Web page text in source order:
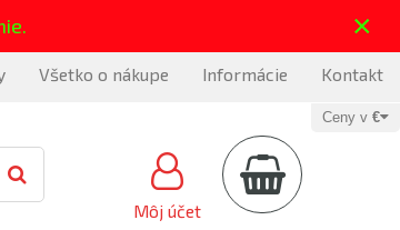
×
Všetko o nákupe Informácie Kontakt
Môj účet
Ceny v €